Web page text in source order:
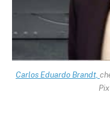
Carlos Eduardo Brandt,